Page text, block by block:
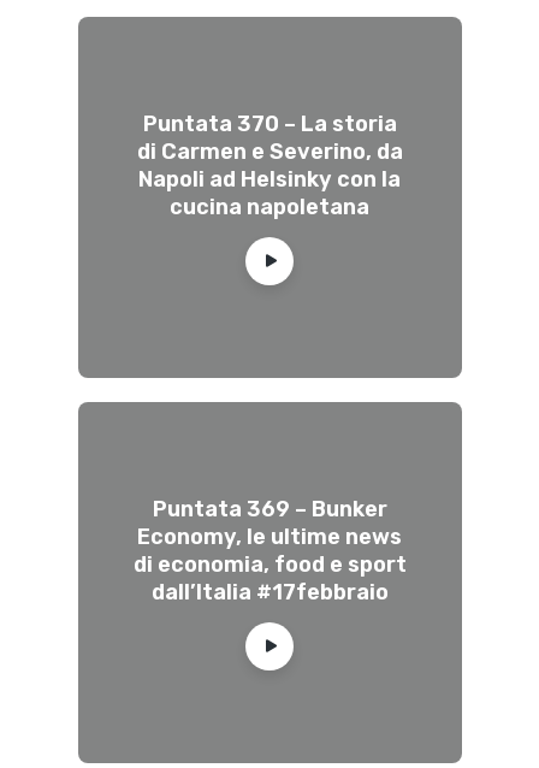
Puntata 370 – La storia
di Carmen e Severino, da
Napoli ad Helsinky con la
cucina napoletana
Puntata 369 – Bunker
Economy, le ultime news
di economia, food e sport
dall’Italia #17febbraio